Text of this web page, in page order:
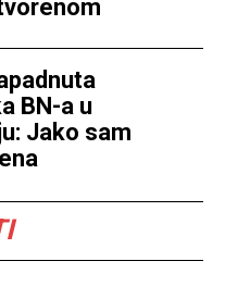
BN-a u
Jako sam